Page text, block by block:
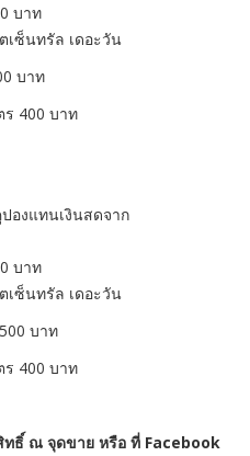
บาท
เซ็นทรัล เดอะวัน
บาท
400 บาท
องแทนเงินสดจาก
บาท
เซ็นทรัล เดอะวัน
บาท
400 บาท
ณ จุดขาย หรือ ที่ Facebook